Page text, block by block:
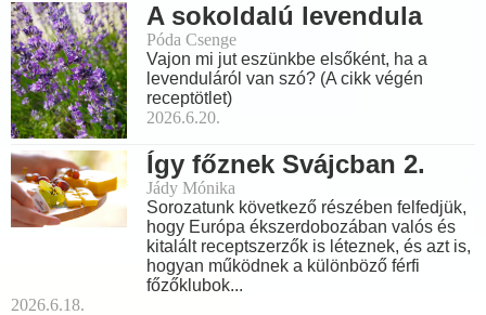
A sokoldalú levendula
Póda Csenge
Vajon mi jut eszünkbe elsőként, ha a
levenduláról van szó? (A cikk végén
receptötlet)
2026.6.20.
Így főznek Svájcban 2.
Jády Mónika
Sorozatunk következő részében felfedjük,
hogy Európa ékszerdobozában valós és
kitalált receptszerzők is léteznek, és azt is,
hogyan működnek a különböző férfi
főzőklubok...
2026.6.18.